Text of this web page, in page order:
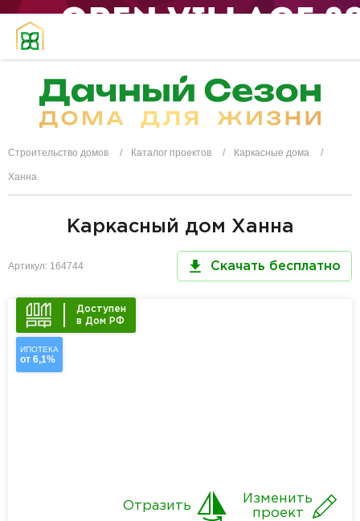
Строительство домов Каталог проектов Каркасные дома
Ханна
Каркасный дом Ханна
Артикул: 164744 Скачать бесплатно
Доступен
в Дом РФ
ИПОТЕКА
от 6,1%
Изменить
проект
Отразить